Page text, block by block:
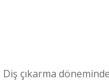
Diş çıkarma